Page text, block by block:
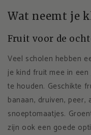
Wat neemt je
Fruit voor de
Veel scholen hebben
je kind fruit mee in een
te houden. Geschikte
banaan, druiven, peer,
snoeptomaatjes.
zijn ook een goede